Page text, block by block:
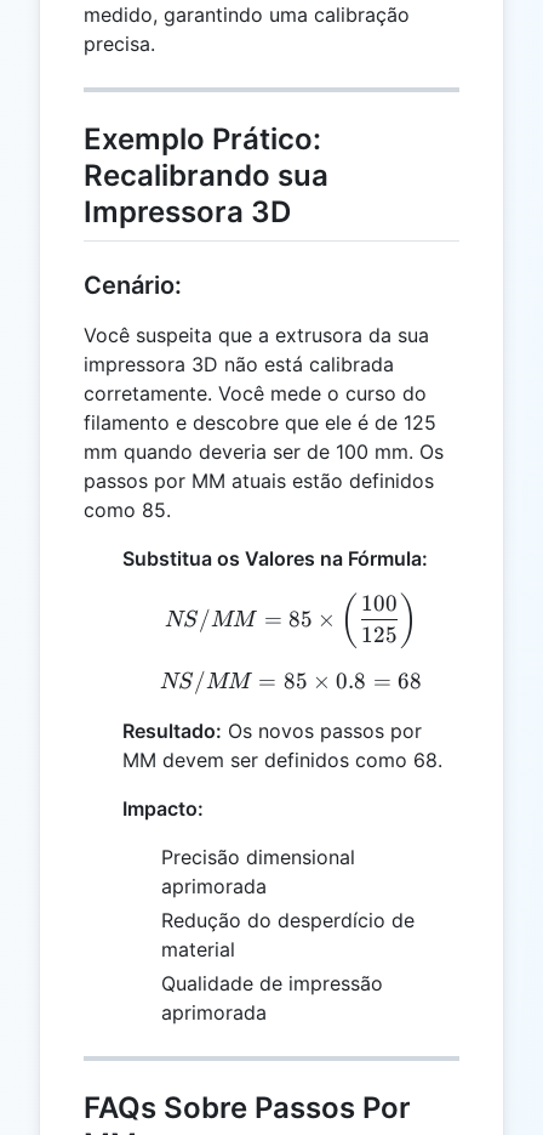
medido, garantindo uma calibração
precisa.
Exemplo Prático:
Recalibrando sua
Impressora 3D
Cenário:
Você suspeita que a extrusora da sua
impressora 3D não está calibrada
corretamente. Você mede o curso do
filamento e descobre que ele é de 125
mm quando deveria ser de 100 mm. Os
passos por MM atuais estão definidos
como 85.
Substitua os Valores na Fórmula:
NS/MM = 85 \times
NS/MM = 85 × ( 125
100 )
NS/MM = 85 \times 0.8
NS/MM = 85 × 0.8 = 68
Resultado: Os novos passos por
MM devem ser definidos como 68.
Impacto:
Precisão dimensional
aprimorada
Redução do desperdício de
material
Qualidade de impressão
aprimorada
FAQs Sobre Passos Por